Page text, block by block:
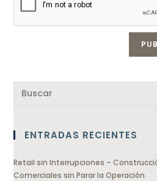
ENTRADAS RECIENTES
Retail sin Interrupciones –
Comerciales sin Parar la Operación